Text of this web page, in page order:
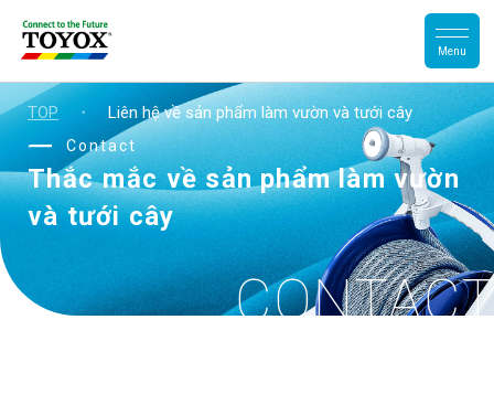
TOP ・ Liên hệ về sản phẩm làm vườn và tưới cây
Contact
Thắc mắcvề sản phẩm làm vườn
và tưới cây